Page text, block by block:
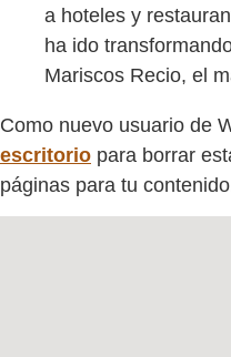
a hoteles y
ha ido
Mariscos Recio, el
Como nuevo usuario de
escritorio para borrar
páginas para tu